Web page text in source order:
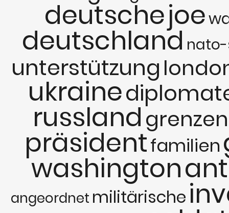
deutschejoe
deutschland
unterstützung
ukraine
russlandgrenzen
präsidentfamilien
washington
angeordnet militärische